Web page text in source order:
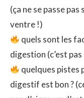
(ça ne se passe
ventre !)
quels sont les
digestion (c’est
quelques pistes
digestif est bon ?